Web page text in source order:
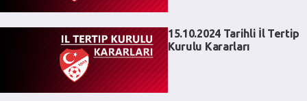
15.10.2024 Tarihli İl Tertip
Kurulu Kararları